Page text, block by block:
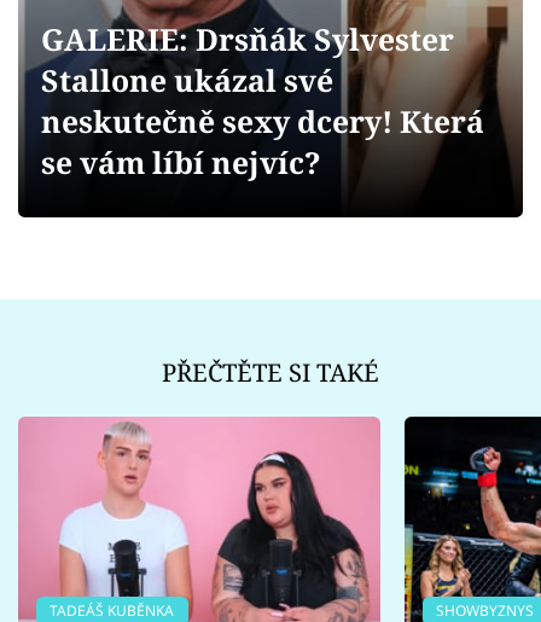
Videa
Sledujte prima+
GALERIE: Drsňák Sylvester
Stallone ukázal své
neskutečně sexy dcery! Která
se vám líbí nejvíc?
PŘEČTĚTE SI TAKÉ
TADEÁŠ KUBĚNKA SHOWBYZNYS